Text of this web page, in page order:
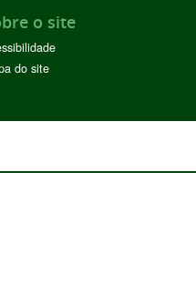
o site
do site